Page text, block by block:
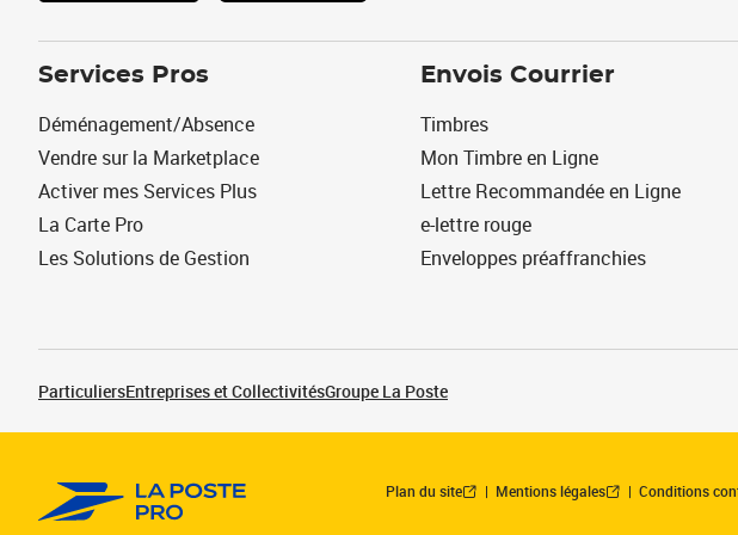
Services Pros
Déménagement/Absence
Vendre sur la Marketplace
Activer mes Services Plus
La Carte Pro
Les Solutions de Gestion
Envois Courrier
Timbres
Mon Timbre en Ligne
Lettre Recommandée en Ligne
e-lettre rouge
Enveloppes préaffranchies
ParticuliersEntreprises et CollectivitésGroupe La Poste
Plan du site Mentions légales Conditions